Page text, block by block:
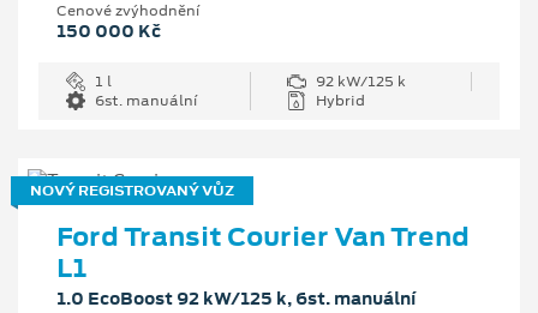
Cenové zvýhodnění
150 000 Kč
1 l
92 kW/125 k
6st. manuální
Hybrid
NOVÝ REGISTROVANÝ VŮZ
Ford Transit Courier Van Trend
L1
1.0 EcoBoost 92 kW/125 k, 6st. manuální